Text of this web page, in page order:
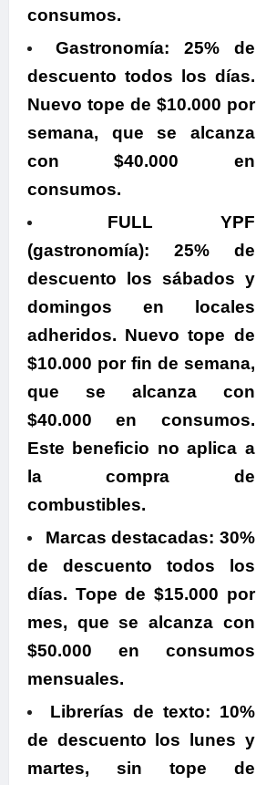
consumos.
Gastronomía: 25% de
descuento todos los días.
Nuevo tope de $10.000 por
semana, que se alcanza
con $40.000 en
consumos.
FULL YPF
(gastronomía): 25% de
descuento los sábados y
domingos en locales
adheridos. Nuevo tope de
$10.000 por fin de semana,
que se alcanza con
$40.000 en consumos.
Este beneficio no aplica a
la compra de
combustibles.
Marcas destacadas: 30%
de descuento todos los
días. Tope de $15.000 por
mes, que se alcanza con
$50.000 en consumos
mensuales.
Librerías de texto: 10%
de descuento los lunes y
martes, sin tope de